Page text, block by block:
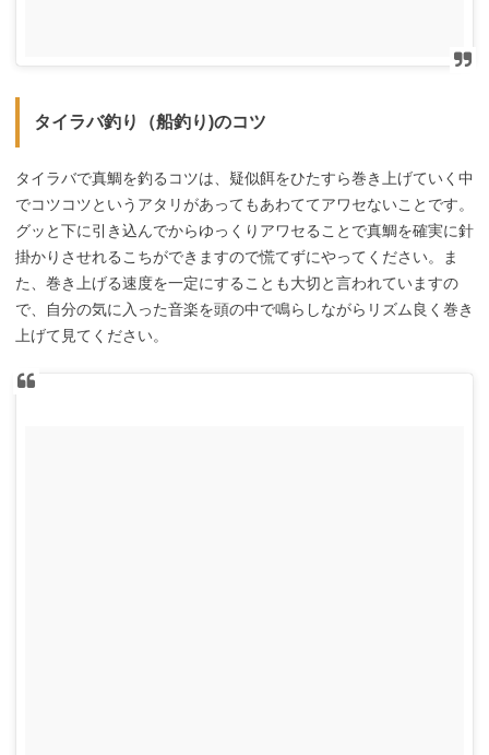
タイラバ釣り（船釣り)のコツ
タイラバで真鯛を釣るコツは、疑似餌をひたすら巻き上げていく中
でコツコツというアタリがあってもあわててアワセないことです。
グッと下に引き込んでからゆっくりアワセることで真鯛を確実に針
掛かりさせれるこちができますので慌てずにやってください。ま
た、巻き上げる速度を一定にすることも大切と言われていますの
で、自分の気に入った音楽を頭の中で鳴らしながらリズム良く巻き
上げて見てください。